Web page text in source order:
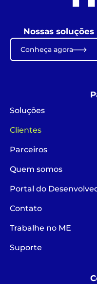
Nossas soluções
Conheça agora
Soluções
Clientes
Parceiros
Quem somos
Portal do
Contato
Trabalhe no ME
Suporte